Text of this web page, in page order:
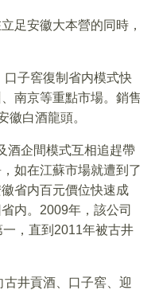
足安徽大本營的同時，
子窖復制省内模式快
南京等重點市場。銷售
徽白酒龍頭。
酒企間模式互相追趕帶
如在江蘇市場就遭到了
省内百元價位快速成
内。2009年，該公司
，直到2011年被古井
井貢酒、口子窖、迎